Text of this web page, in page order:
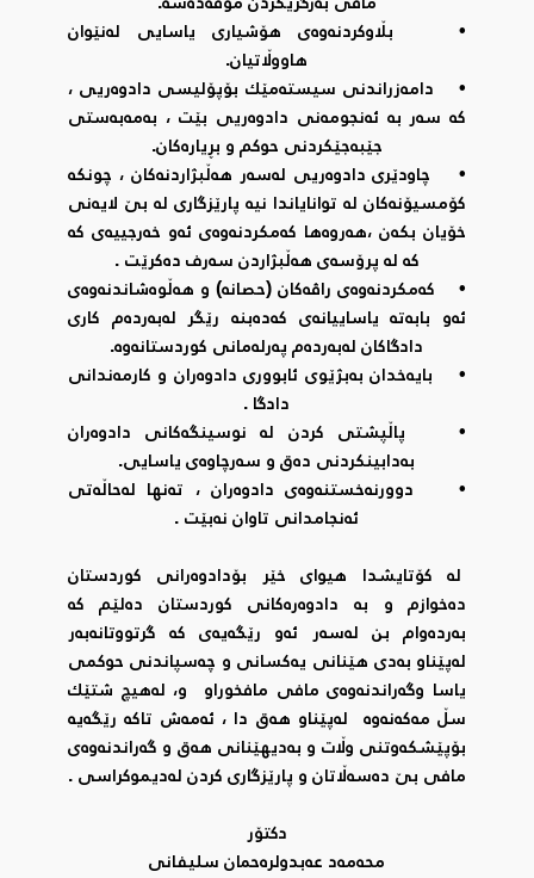
• بڵاوکردنەوەی هۆشیاری یاسایی لەنێوان
هاووڵاتیان.
• دامەزراندنی سیستەمێك بۆپۆلیسی دادوەریی ،
کە سەر بە ئەنجومەنی دادوەریی بێت ، بەمەبەستی
جێبەجێکردنی حوکم و بڕیارەکان.
• چاودێری دادوەریی لەسەر هەڵبژاردنەکان ، چونکە
کۆمسیۆنەکان لە توانایاندا نیە پارێزگاری لە بێ لایەنی
خۆیان بکەن ،هەروەها کەمکردنەوەی ئەو خەرجییەی کە
کە لە پرۆسەی هەڵبژاردن سەرف دەکرێت .
• کەمکردنەوەی راڤەکان (حصانه‌) و هەڵوەشاندنەوەی
ئەو بابەتە یاساییانەی کەدەبنە رێگر لەبەردەم کاری
دادگاکان لەبەردەم پەرلەمانی کوردستانەوە.
• بایەخدان بەبژێوی ئابووری دادوەران و کارمەندانی
دادگا .
• پاڵپشتی کردن لە نوسینگەکانی دادوەران
بەدابینکردنی دەق و سەرچاوەی یاسایی.
• دوورنەخستنەوەی دادوەران ، تەنها لەحاڵەتی
ئەنجامدانی تاوان نەبێت .
لە کۆتایشدا هیوای خێر بۆدادوەرانی کوردستان
دەخوازم و بە دادوەرەکانی کوردستان دەلێم کە
بەردەوام بن لەسەر ئەو رێگەیەی کە گرتووتانەبەر
لەپێناو بەدی هێنانی یەکسانی و چەسپاندنی حوکمی
یاسا وگەراندنەوەی مافی مافخوراو و، لەهیچ شتێك
سڵ مەکەنەوە لەپێناو هەق دا ، ئەمەش تاکە رێگەیە
بۆپێشکەوتنی وڵات و بەدیهێنانی هەق و گەراندنەوەی
مافی بێ دەسەڵاتان و پارێزگاری کردن لەدیموکراسی .
دکتۆر
محەمەد عەبدولرەحمان سلیفانی